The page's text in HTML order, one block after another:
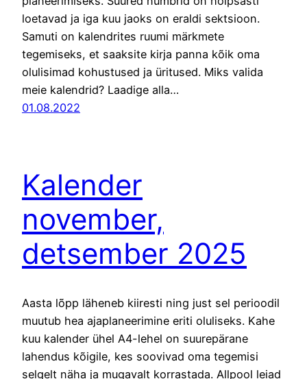
loetavad ja iga kuu jaoks on eraldi sektsioon.
Samuti on kalendrites ruumi märkmete
tegemiseks, et saaksite kirja panna kõik oma
olulisimad kohustused ja üritused. Miks valida
meie kalendrid? Laadige alla…
01.08.2022
Kalender
november,
detsember 2025
Aasta lõpp läheneb kiiresti ning just sel perioodil
muutub hea ajaplaneerimine eriti oluliseks. Kahe
kuu kalender ühel A4-lehel on suurepärane
lahendus kõigile, kes soovivad oma tegemisi
selgelt näha ja mugavalt korrastada. Allpool leiad